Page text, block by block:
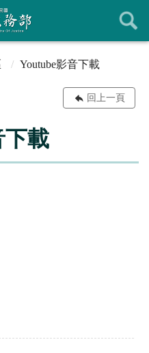
Youtube影音下載
回上一頁
下載